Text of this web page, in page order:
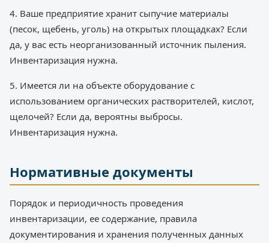
4. Ваше предприятие хранит сыпучие материалы
(песок, щебень, уголь) на открытых площадках? Если
да, у вас есть неорганизованный источник пыления.
Инвентаризация нужна.
5. Имеется ли на объекте оборудование с
использованием органических растворителей, кислот,
щелочей? Если да, вероятны выбросы.
Инвентаризация нужна.
Нормативные документы
Порядок и периодичность проведения
инвентаризации, ее содержание, правила
документирования и хранения полученных данных